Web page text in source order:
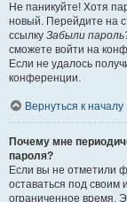
Не паникуйте! Хотя
новый. Перейдите на
ссылку Забыли
сможете войти на
Если не удалось
конференции.
Вернуться к началу
Почему мне
пароля?
Если вы не отметили
оставаться под своим
ограниченное время.